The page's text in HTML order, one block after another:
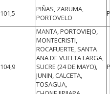
101,5
PIÑAS, ZARUMA,
PORTOVELO
104,9
MANTA, PORTOVIEJO,
MONTECRISTI,
ROCAFUERTE, SANTA
ANA DE VUELTA LARGA,
SUCRE (24 DE MAYO),
JUNIN, CALCETA,
TOSAGUA,